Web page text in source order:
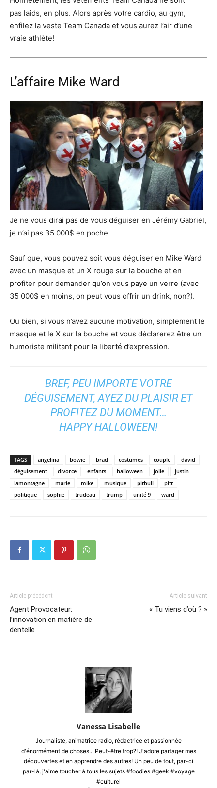
pas laids, en plus. Alors après votre cardio, au gym,
enfilez la veste Team Canada et vous aurez l’air d’une
vraie athlète!
L’affaire Mike Ward
Je ne vous dirai pas de vous déguiser en Jérémy Gabriel,
je n’ai pas 35 000$ en poche…
Sauf que, vous pouvez soit vous déguiser en Mike Ward
avec un masque et un X rouge sur la bouche et en
profiter pour demander qu’on vous paye un verre (avec
35 000$ en moins, on peut vous offrir un drink, non?).
Ou bien, si vous n’avez aucune motivation, simplement le
masque et le X sur la bouche et vous déclarerez être un
humoriste militant pour la liberté d’expression.
BREF, PEU IMPORTE VOTRE
DÉGUISEMENT, AYEZ DU PLAISIR ET
PROFITEZ DU MOMENT…
HAPPY HALLOWEEN!
TAGS angelina bowie brad costumes couple
david
déguisement
divorce enfants halloween jolie
justin
lamontagne
marie mike musique pitbull
pitt
politique
sophie trudeau trump unité 9 ward
Article précédent
Agent Provocateur:
l’innovation en matière de
dentelle
Article suivant
« Tu viens d’où ? »
Vanessa Lisabelle
Journaliste, animatrice radio, rédactrice et passionnée
d'énormément de choses... Peut-être trop?! J'adore partager mes
découvertes et en apprendre des autres! Un peu de tout, par-ci
par-là, j'aime toucher à tous les sujets #foodies #geek #voyage
#culturel